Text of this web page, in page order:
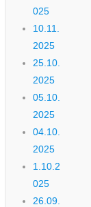
025
10.11.
2025
25.10.
2025
05.10.
2025
04.10.
2025
1.10.2
025
26.09.